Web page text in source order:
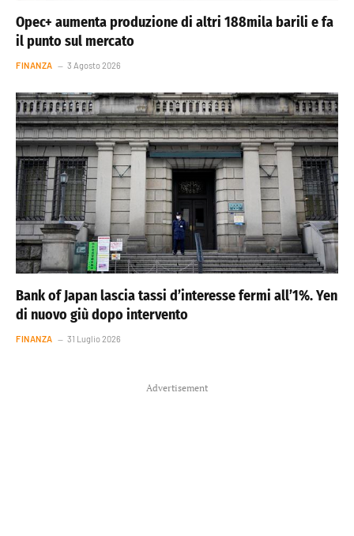
Opec+ aumenta produzione di altri 188mila barili e fa
il punto sul mercato
FINANZA 3 Agosto 2026
Bank of Japan lascia tassi d’interesse fermi all’1%. Yen
di nuovo giù dopo intervento
FINANZA 31 Luglio 2026
Advertisement